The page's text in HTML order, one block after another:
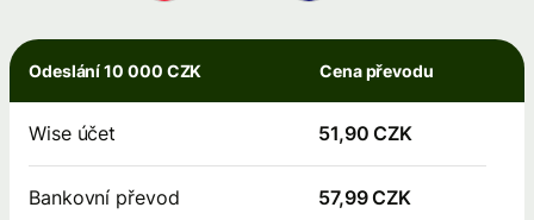
Odeslání 10 000 CZK Cena převodu
Wise účet 51,90 CZK
Bankovní převod 57,99 CZK